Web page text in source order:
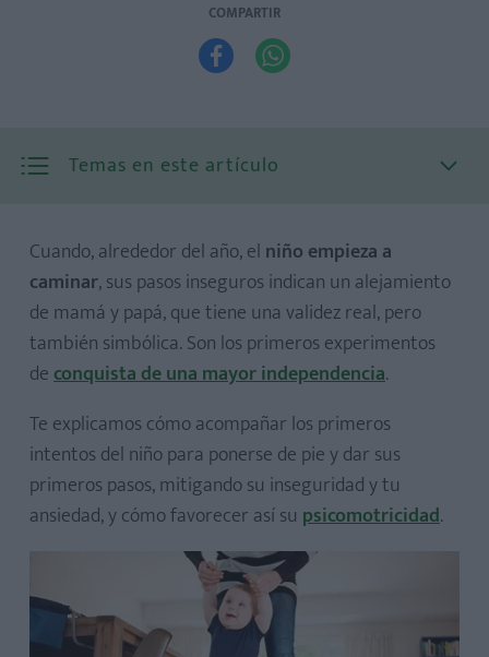
COMPARTIR
 
Temas en este artículo
Sigue el camino de colores
Saco lleno, saco vacío
​​Cuando, alrededor del año, el niño empieza a
caminar, sus pasos inseguros indican un alejamiento
de mamá y papá, que tiene una validez real, pero
también simbólica. Son los primeros experimentos
deconquista de una ma​​​yor independencia.
Te explicamos cómo acompañar los primeros
intentos del niño para ponerse de pie y dar sus
primeros pasos, mitigando su inseguridad y tu
ansiedad, y cómo favorecer así su psicomotricidad.